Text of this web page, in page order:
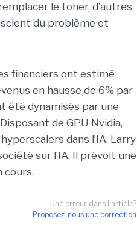
le toner, d’autres
du problème et
financiers ont estimé
en hausse de 6% par
été dynamisés par une
de GPU Nvidia,
dans l’IA. Larry
sur l’IA. Il prévoit une
cours.
Une erreur dans l'article?
Proposez-nous une correction